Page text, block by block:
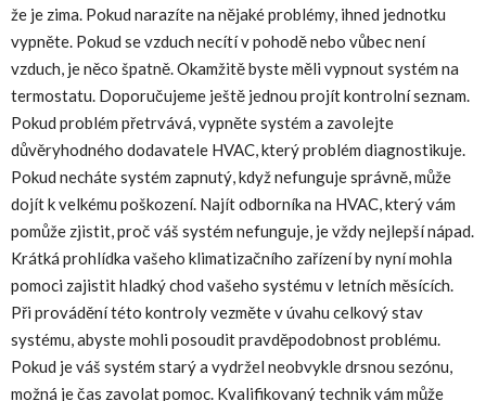
že je zima. Pokud narazíte na nějaké problémy, ihned jednotku
vypněte. Pokud se vzduch necítí v pohodě nebo vůbec není
vzduch, je něco špatně. Okamžitě byste měli vypnout systém na
termostatu. Doporučujeme ještě jednou projít kontrolní seznam.
Pokud problém přetrvává, vypněte systém a zavolejte
důvěryhodného dodavatele HVAC, který problém diagnostikuje.
Pokud necháte systém zapnutý, když nefunguje správně, může
dojít k velkému poškození. Najít odborníka na HVAC, který vám
pomůže zjistit, proč váš systém nefunguje, je vždy nejlepší nápad.
Krátká prohlídka vašeho klimatizačního zařízení by nyní mohla
pomoci zajistit hladký chod vašeho systému v letních měsících.
Při provádění této kontroly vezměte v úvahu celkový stav
systému, abyste mohli posoudit pravděpodobnost problému.
Pokud je váš systém starý a vydržel neobvykle drsnou sezónu,
možná je čas zavolat pomoc. Kvalifikovaný technik vám může